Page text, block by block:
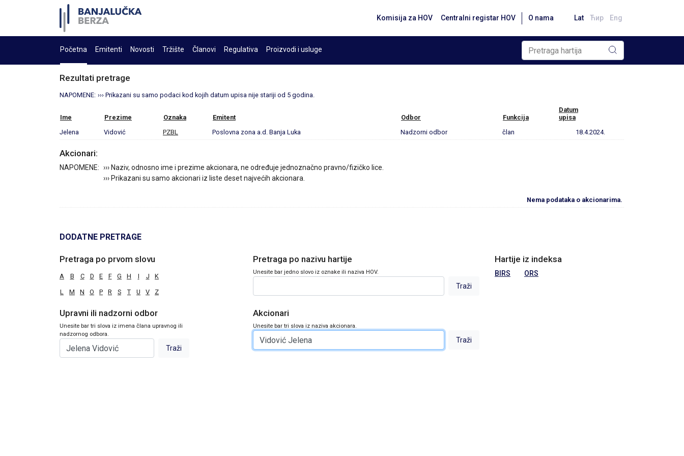
Komisija za HOV Centralni registar HOV O nama Lat Ћир Eng
Početna Emitenti Novosti Tržište Članovi Regulativa Proizvodi i usluge
Rezultati pretrage
NAPOMENE: ››› Prikazani su samo podaci kod kojih datum upisa nije stariji od 5 godina.
Ime Prezime Oznaka Emitent Odbor Funkcija
Datum
upisa
Jelena
Vidović PZBL Poslovna zona a.d. Banja Luka Nadzorni odbor član 18.4.2024.
Akcionari:
NAPOMENE: ››› Naziv, odnosno ime i prezime akcionara, ne određuje jednoznačno pravno/fizičko lice.
››› Prikazani su samo akcionari iz liste deset najvećih akcionara.
Nema podataka o akcionarima.
DODATNE PRETRAGE
Pretraga po prvom slovu
A B C D E F G H I J K
L M N O P R S T U V Z
Pretraga po nazivu hartije
Unesite bar jedno slovo iz oznake ili naziva HOV.
Hartije iz indeksa
BIRS ORS
Upravni ili nadzorni odbor
Unesite bar tri slova iz imena člana upravnog ili
nadzornog odbora.
Akcionari
Unesite bar tri slova iz naziva akcionara.